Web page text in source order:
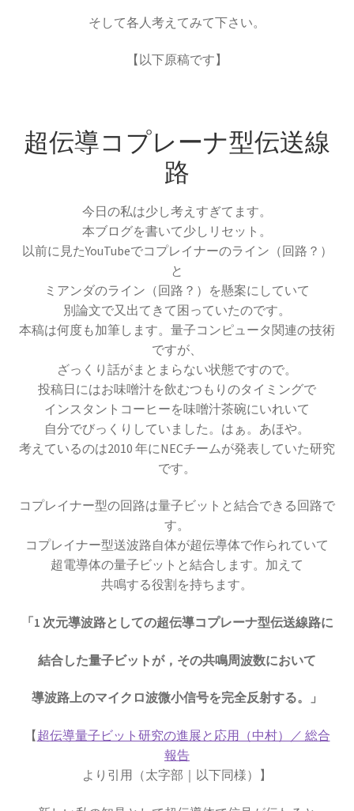
【電流の仕組みを分かり易く実験で説明】
物理学者のまとめ
18世紀生まれの
物理学者のまとめ
20世紀生まれの
物理学者の纏め
レンツ_Heinrich Friedrich Emil Lenz 【変動磁場_誘導
起電力を法則化】
【トピック】
受勲について
A・A・マイケルソン
干渉実験を実施】
そして各人考えてみて下さい。
【以下原稿です】
超伝導コプレーナ型伝送線
路
今日の私は少し考えすぎてます。
本ブログを書いて少しリセット。
以前に見たYouTubeでコプレイナーのライン（回路？）
と
ミアンダのライン（回路？）を懸案にしていて
別論文で又出てきて困っていたのです。
本稿は何度も加筆します。量子コンピュータ関連の技術
ですが、
ざっくり話がまとまらない状態ですので。
投稿日にはお味噌汁を飲むつもりのタイミングで
インスタントコーヒーを味噌汁茶碗にいれいて
自分でびっくりしていました。はぁ。あほや。
考えているのは2010 年にNECチームが発表していた研究
です。
コプレイナー型の回路は量子ビットと結合できる回路で
す。
コプレイナー型送波路自体が超伝導体で作られていて
超電導体の量子ビットと結合します。加えて
共鳴する役割を持ちます。
「1 次元導波路としての超伝導コプレーナ型伝送線路に
結合した量子ビットが，その共鳴周波数において
導波路上のマイクロ波微小信号を完全反射する。」
【超伝導量子ビット研究の進展と応用（中村）／ 総合
報告
より引用（太字部｜以下同様）】